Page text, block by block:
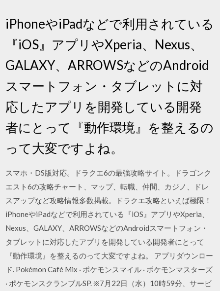
iPhoneやiPadなどで利用されている
『iOS』アプリやXperia、Nexus、
GALAXY、ARROWSなどのAndroid
スマートフォン・タブレットに対
応したアプリを開発している開発
者にとって『動作環境』を整えるの
って大変ですよね。
スマホ・DS版対応。ドラクエ6の最強攻略サイト。ドラゴンク
エスト6の攻略チャート、マップ、転職、仲間、カジノ、ドレ
スアップなど攻略情報多数掲載。ドラクエ攻略といえば極限！
iPhoneやiPadなどで利用されている『iOS』アプリやXperia、
Nexus、GALAXY、ARROWSなどのAndroidスマートフォン・
タブレットに対応したアプリを開発している開発者にとって
『動作環境』を整えるのって大変ですよね。 アプリダウンロー
ド. Pokémon Café Mix · ポケモンスマイル · ポケモンマスターズ
· ポケモンスクランブルSP. ※7月22日（水）10時59分、サービ